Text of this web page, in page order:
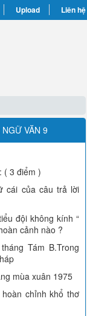
Upload Liên hệ
VĂN 9
( 3 điểm )
cái của câu trả lời
đội không kính “
cảnh nào ?
Tám B.Trong
mùa xuân 1975
chỉnh khổ thơ